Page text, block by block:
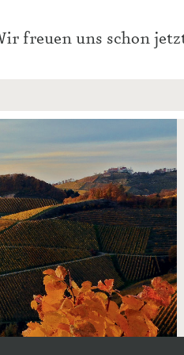
freuen uns schon